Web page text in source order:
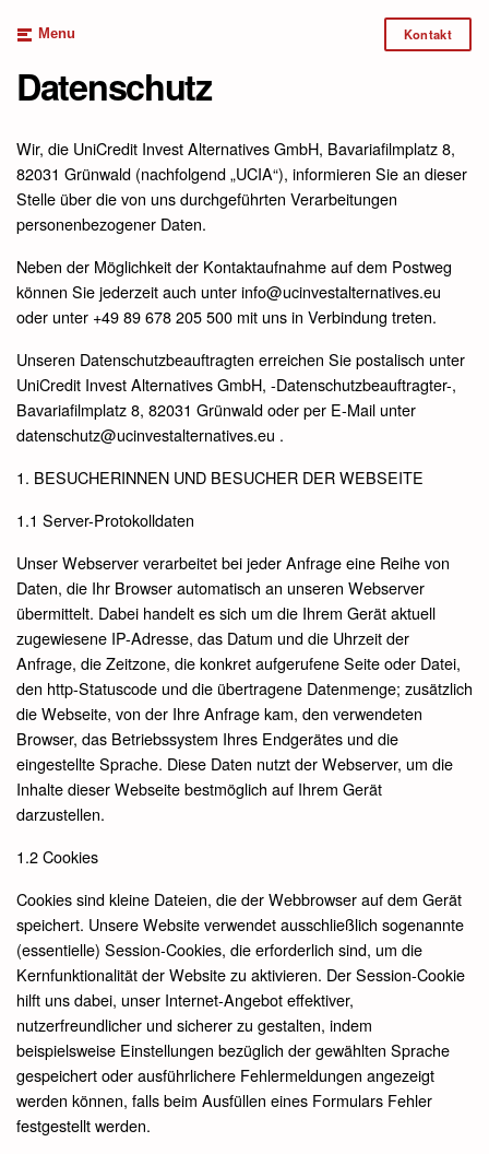
Menu Kontakt
Datenschutz
Wir, die UniCredit Invest Alternatives GmbH, Bavariafilmplatz 8,
82031 Grünwald (nachfolgend „UCIA“), informieren Sie an dieser
Stelle über die von uns durchgeführten Verarbeitungen
personenbezogener Daten.
Neben der Möglichkeit der Kontaktaufnahme auf dem Postweg
können Sie jederzeit auch unter info@ucinvestalternatives.eu
oder unter +49 89 678 205 500 mit uns in Verbindung treten.
Unseren Datenschutzbeauftragten erreichen Sie postalisch unter
UniCredit Invest Alternatives GmbH, -Datenschutzbeauftragter-,
Bavariafilmplatz 8, 82031 Grünwald oder per E-Mail unter
datenschutz@ucinvestalternatives.eu .
1. BESUCHERINNEN UND BESUCHER DER WEBSEITE
1.1 Server-Protokolldaten
Unser Webserver verarbeitet bei jeder Anfrage eine Reihe von
Daten, die Ihr Browser automatisch an unseren Webserver
übermittelt. Dabei handelt es sich um die Ihrem Gerät aktuell
zugewiesene IP-Adresse, das Datum und die Uhrzeit der
Anfrage, die Zeitzone, die konkret aufgerufene Seite oder Datei,
den http-Statuscode und die übertragene Datenmenge; zusätzlich
die Webseite, von der Ihre Anfrage kam, den verwendeten
Browser, das Betriebssystem Ihres Endgerätes und die
eingestellte Sprache. Diese Daten nutzt der Webserver, um die
Inhalte dieser Webseite bestmöglich auf Ihrem Gerät
darzustellen.
1.2 Cookies
Cookies sind kleine Dateien, die der Webbrowser auf dem Gerät
speichert. Unsere Website verwendet ausschließlich sogenannte
(essentielle) Session-Cookies, die erforderlich sind, um die
Kernfunktionalität der Website zu aktivieren. Der Session-Cookie
hilft uns dabei, unser Internet-Angebot effektiver,
nutzerfreundlicher und sicherer zu gestalten, indem
beispielsweise Einstellungen bezüglich der gewählten Sprache
gespeichert oder ausführlichere Fehlermeldungen angezeigt
werden können, falls beim Ausfüllen eines Formulars Fehler
festgestellt werden.